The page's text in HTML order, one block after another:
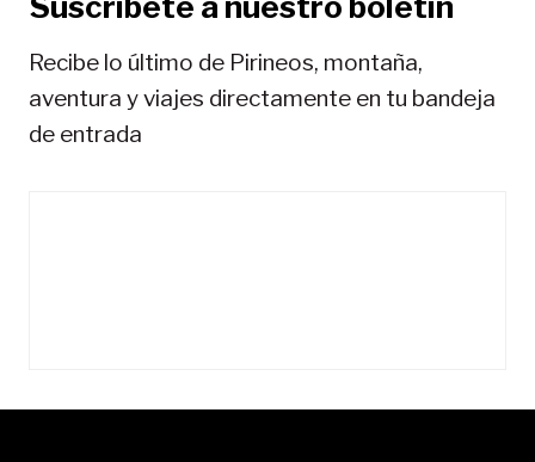
s
Recibe lo último de Pirineos, montaña,
aventura y viajes directamente en tu bandeja
de entrada